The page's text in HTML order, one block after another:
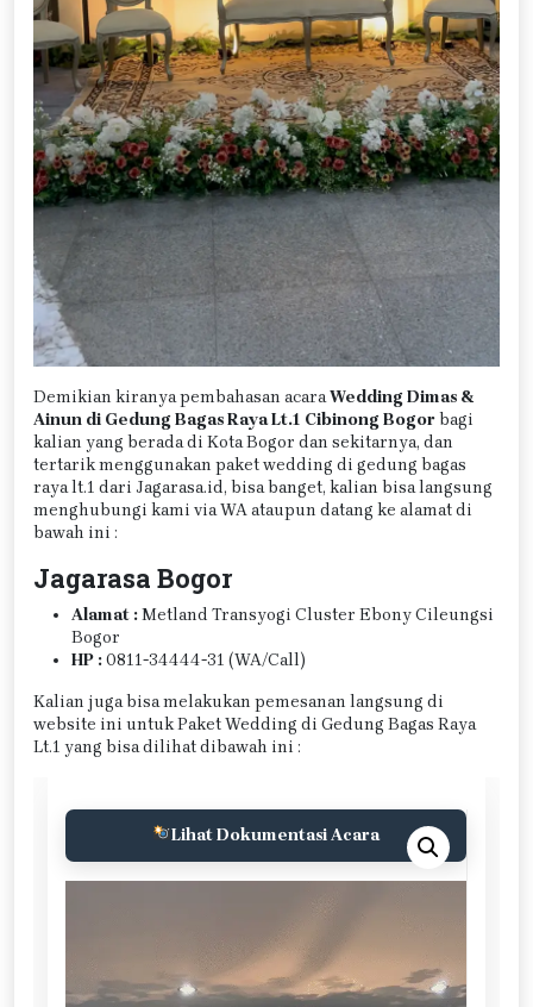
Demikian kiranya pembahasan acaraWedding Dimas &
Ainun di Gedung Bagas Raya Lt.1 Cibinong Bogorbagi
kalian yang berada di Kota Bogor dan sekitarnya, dan
tertarik menggunakan paket wedding di gedung bagas
raya lt.1 dari Jagarasa.id, bisa banget, kalian bisa langsung
menghubungi kami via WA ataupun datang ke alamat di
bawah ini :
Jagarasa Bogor
Alamat :Metland Transyogi Cluster Ebony Cileungsi
Bogor
HP :0811-34444-31 (WA/Call)
Kalian juga bisa melakukan pemesanan langsung di
website ini untuk Paket Wedding di Gedung Bagas Raya
Lt.1 yang bisa dilihat dibawah ini :